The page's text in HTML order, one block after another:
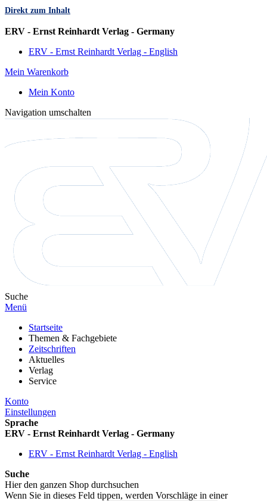
Direkt zum Inhalt
ERV - Ernst Reinhardt Verlag - Germany
ERV - Ernst Reinhardt Verlag - English
Mein Warenkorb
Mein Konto
Navigation umschalten
Suche
Menü
Startseite
Themen & Fachgebiete
Zeitschriften
Aktuelles
Verlag
Service
Konto
Einstellungen
Sprache
ERV - Ernst Reinhardt Verlag - Germany
ERV - Ernst Reinhardt Verlag - English
Suche
Hier den ganzen Shop durchsuchen
Wenn Sie in dieses Feld tippen, werden Vorschläge in einer